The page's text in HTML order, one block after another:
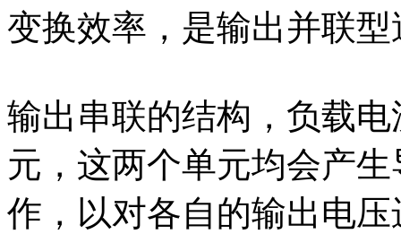
变换效率，是输出并联
输出串联的结构，负载
元，这两个单元均会产
作，以对各自的输出电